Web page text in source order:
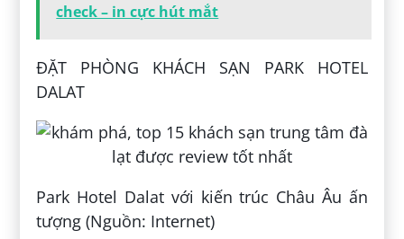
check – in cực hút mắt
ĐẶT PHÒNG KHÁCH SẠN PARK HOTEL
DALAT
Park Hotel Dalat với kiến trúc Châu Âu ấn
tượng (Nguồn: Internet)